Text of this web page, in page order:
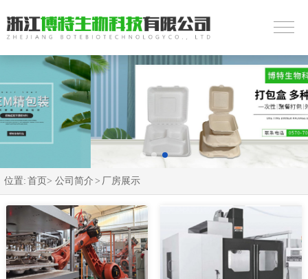
位置: 首页> 公司简介 > 厂房展示